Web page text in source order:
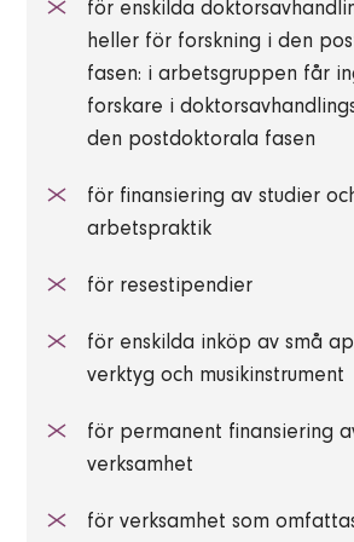
för enskilda
heller för forskning i den
fasen: i arbetsgruppen får
forskare i
den postdoktorala fasen
för finansiering av studier
arbetspraktik
för resestipendier
för enskilda inköp av små
verktyg och musikinstrument
för permanent finansiering
verksamhet
för verksamhet som